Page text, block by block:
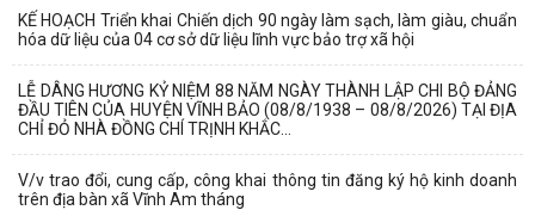
KẾ HOẠCH Triển khai Chiến dịch 90 ngày làm sạch, làm giàu, chuẩn
hóa dữ liệu của 04 cơ sở dữ liệu lĩnh vực bảo trợ xã hội
LỄ DÂNG HƯƠNG KỶ NIỆM 88 NĂM NGÀY THÀNH LẬP CHI BỘ ĐẢNG
ĐẦU TIÊN CỦA HUYỆN VĨNH BẢO (08/8/1938 – 08/8/2026) TẠI ĐỊA
CHỈ ĐỎ NHÀ ĐỒNG CHÍ TRỊNH KHẮC...
V/v trao đổi, cung cấp, công khai thông tin đăng ký hộ kinh doanh
trên địa bàn xã Vĩnh Am tháng